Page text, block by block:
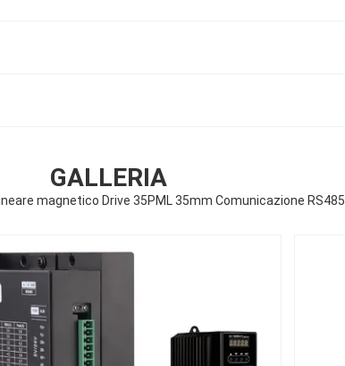
GALLERIA
magnetico Drive 35PML 35mm Comunicazione RS485